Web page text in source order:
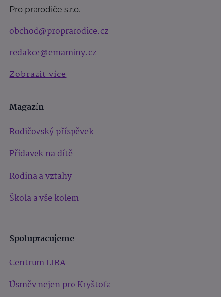
Pro prarodiče s.r.o.
obchod@proprarodice.cz
redakce@emaminy.cz
Zobrazit více
Magazín
Rodičovský příspěvek
Přídavek na dítě
Rodina a vztahy
Škola a vše kolem
Spolupracujeme
Centrum LIRA
Úsměv nejen pro Kryštofa